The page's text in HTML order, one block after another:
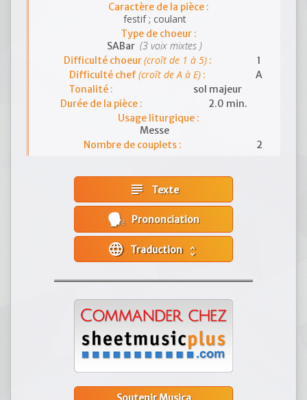
Caractère de la pièce :
festif ; coulant
Type de choeur :
SABar (3 voix mixtes )
Difficulté choeur(croît de 1 à 5):
1
Difficulté chef(croît de A à E) :
A
Tonalité :
sol majeur
Durée de la pièce :
2.0 min.
Usage liturgique :
Messe
Nombre de couplets :
2
subject Texte
Prononciation
language unfold_more